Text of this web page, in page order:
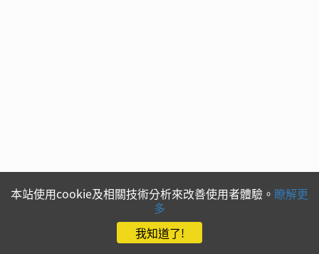
本站使用cookie及相關技術分析來改善使用者體驗。 瞭解更
多
我知道了!